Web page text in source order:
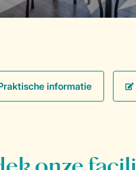
informatie